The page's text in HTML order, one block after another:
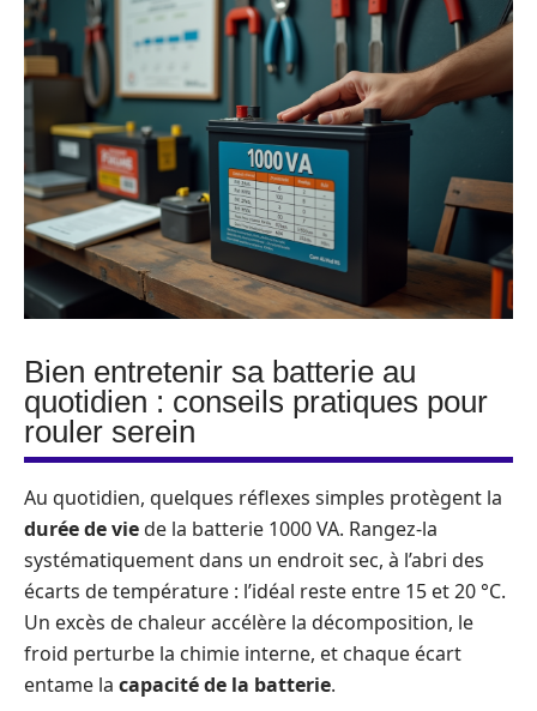
Bien entretenir sa batterie au
quotidien : conseils pratiques pour
rouler serein
Au quotidien, quelques réflexes simples protègent la
durée de viede la batterie 1000 VA. Rangez-la
systématiquement dans un endroit sec, à l’abri des
écarts de température : l’idéal reste entre 15 et 20 °C.
Un excès de chaleur accélère la décomposition, le
froid perturbe la chimie interne, et chaque écart
entame la capacité de la batterie.